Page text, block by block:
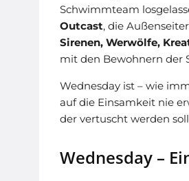
Schwimmteam
Outcast, die
Sirenen, Werwölfe,
mit den Bewohnern der
Wednesday ist – wie
auf die Einsamkeit nie
der vertuscht werden
Wednesday –